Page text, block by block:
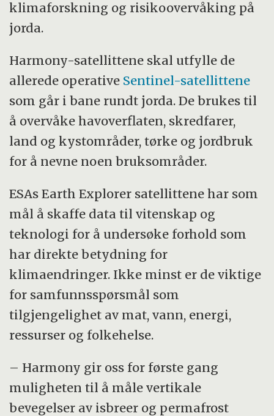
klimaforskning og risikoovervåking på
jorda.
Harmony-satellittene skal utfylle de
allerede operative Sentinel-satellittene
som går i bane rundt jorda. De brukes til
å overvåke havoverflaten, skredfarer,
land og kystområder, tørke og jordbruk
for å nevne noen bruksområder.
ESAs Earth Explorer satellittene har som
mål å skaffe data til vitenskap og
teknologi for å undersøke forhold som
har direkte betydning for
klimaendringer. Ikke minst er de viktige
for samfunnsspørsmål som
tilgjengelighet av mat, vann, energi,
ressurser og folkehelse.
– Harmony gir oss for første gang
muligheten til å måle vertikale
bevegelser av isbreer og permafrost